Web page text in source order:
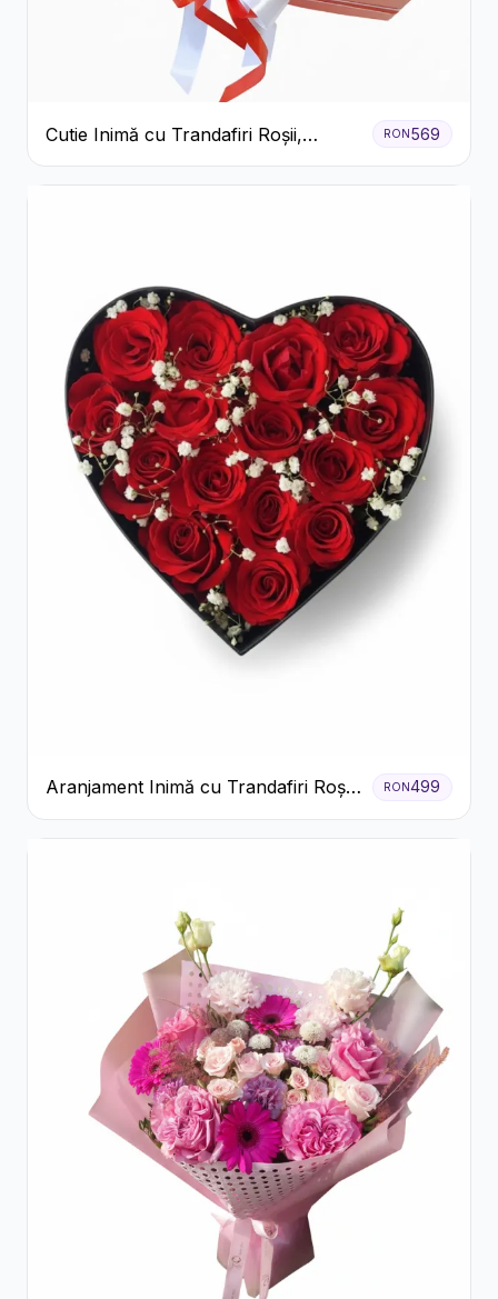
Cutie Inimă cu Trandafiri Roșii,
Crizanteme Albe și Bomboane
Raffaello
RON569
Aranjament Inimă cu Trandafiri Roșii
și Floarea Miresei
RON499